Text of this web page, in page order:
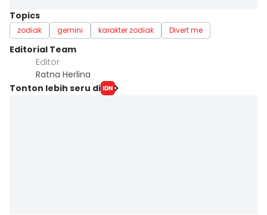
Topics
zodiak gemini karakter zodiak Divert me
Editorial Team
Editor
Ratna Herlina
Tonton lebih seru di